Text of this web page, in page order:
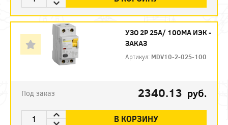
УЗО 2P 25А/ 100МА ИЭК -
ЗАКАЗ
Артикул: MDV10-2-025-100
Под заказ 2340.13 руб.
В КОРЗИНУ